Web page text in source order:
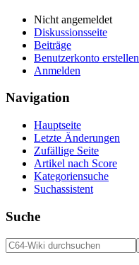
Nicht angemeldet
Diskussionsseite
Beiträge
Benutzerkonto erstellen
Anmelden
Navigation
Hauptseite
Letzte Änderungen
Zufällige Seite
Artikel nach Score
Kategoriensuche
Suchassistent
Suche